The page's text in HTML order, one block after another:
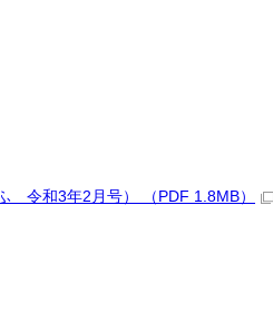
令和3年2月号） （PDF 1.8MB）